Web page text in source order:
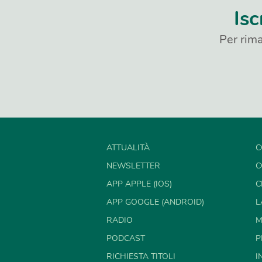
Per
ATTUALITÀ
NEWSLETTER
APP APPLE (IOS)
APP GOOGLE (ANDROID)
RADIO
PODCAST
RICHIESTA TITOLI